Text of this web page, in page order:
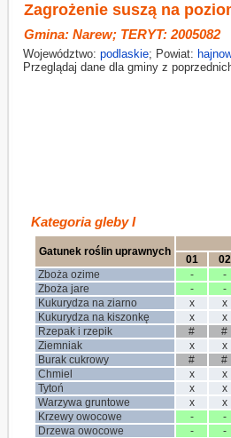
Zagrożenie suszą na
Gmina: Narew; TERYT: 2005082
Województwo: podlaskie; Powiat:
Przeglądaj dane dla gminy z
Kategoria gleby I
Gatunek roślin uprawnych
01
02
Zboża ozime
- -
Zboża jare
- -
Kukurydza na ziarno
x x
Kukurydza na kiszonkę
x x
Rzepak i rzepik
# #
Ziemniak
x x
Burak cukrowy
# #
Chmiel
x x
Tytoń
x x
Warzywa gruntowe
x x
Krzewy owocowe
- -
Drzewa owocowe
- -